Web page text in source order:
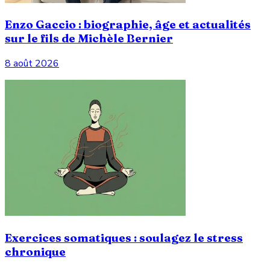
Enzo Gaccio : biographie, âge et actualités
sur le fils de Michèle Bernier
8 août 2026
Exercices somatiques : soulagez le stress
chronique